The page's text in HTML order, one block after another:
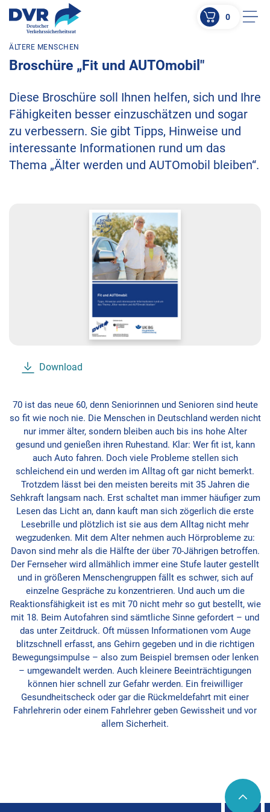
ZUM HAUPTINHALT SPRINGEN
ZUR SUCHE SPRINGEN
0
ÄLTERE MENSCHEN
Broschüre „Fit und AUTOmobil"
Diese Broschüre soll Ihnen helfen, sich und Ihre
Fähigkeiten besser einzuschätzen und sogar
zu verbessern. Sie gibt Tipps, Hinweise und
interessante Informationen rund um das
Thema „Älter werden und AUTOmobil bleiben“.
Download
70 ist das neue 60, denn Seniorinnen und Senioren sind heute
so fit wie noch nie. Die Menschen in Deutschland werden nicht
nur immer älter, sondern bleiben auch bis ins hohe Alter
gesund und genießen ihren Ruhestand. Klar: Wer fit ist, kann
auch Auto fahren. Doch viele Probleme stellen sich
schleichend ein und werden im Alltag oft gar nicht bemerkt.
Trotzdem lässt bei den meisten bereits mit 35 Jahren die
Sehkraft langsam nach. Erst schaltet man immer häufiger zum
Lesen das Licht an, dann kauft man sich zögerlich die erste
Lesebrille und plötzlich ist sie aus dem Alltag nicht mehr
wegzudenken. Mit dem Alter nehmen auch Hörprobleme zu:
Davon sind mehr als die Hälfte der über 70-Jährigen betroffen.
Der Fernseher wird allmählich immer eine Stufe lauter gestellt
und in größeren Menschengruppen fällt es schwer, sich auf
einzelne Gespräche zu konzentrieren. Und auch um die
Reaktionsfähigkeit ist es mit 70 nicht mehr so gut bestellt, wie
mit 18. Beim Autofahren sind sämtliche Sinne gefordert – und
das unter Zeitdruck. Oft müssen Informationen vom Auge
blitzschnell erfasst, ans Gehirn gegeben und in die richtigen
Bewegungsimpulse – also zum Beispiel bremsen oder lenken
– umgewandelt werden. Auch kleinere Beeinträchtigungen
können hier schnell zur Gefahr werden. Ein freiwilliger
Gesundheitscheck oder gar die Rückmeldefahrt mit einer
Fahrlehrerin oder einem Fahrlehrer geben Gewissheit und vor
allem Sicherheit.